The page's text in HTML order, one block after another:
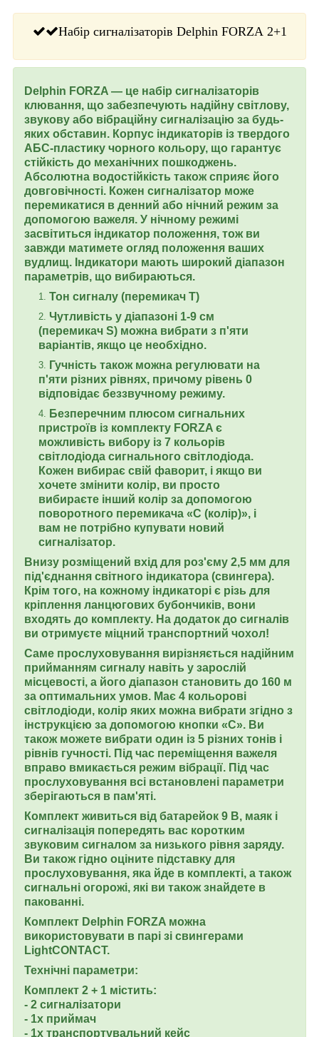
Набір сигналізаторів Delphin FORZA 2+1
Delphin FORZA — це набір сигналізаторів
клювання, що забезпечують надійну світлову,
звукову або вібраційну сигналізацію за будь-
яких обставин. Корпус індикаторів із твердого
АБС-пластику чорного кольору, що гарантує
стійкість до механічних пошкоджень.
Абсолютна водостійкість також сприяє його
довговічності. Кожен сигналізатор може
перемикатися в денний або нічний режим за
допомогою важеля. У нічному режимі
засвітиться індикатор положення, тож ви
завжди матимете огляд положення ваших
вудлищ. Індикатори мають широкий діапазон
параметрів, що вибираються.
Тон сигналу (перемикач T)
Чутливість у діапазоні 1-9 см
(перемикач S) можна вибрати з п'яти
варіантів, якщо це необхідно.
Гучність також можна регулювати на
п'яти різних рівнях, причому рівень 0
відповідає беззвучному режиму.
Безперечним плюсом сигнальних
пристроїв із комплекту FORZA є
можливість вибору із 7 кольорів
світлодіода сигнального світлодіода.
Кожен вибирає свій фаворит, і якщо ви
хочете змінити колір, ви просто
вибираєте інший колір за допомогою
поворотного перемикача «C (колір)», і
вам не потрібно купувати новий
сигналізатор.
Внизу розміщений вхід для роз'єму 2,5 мм для
під'єднання світного індикатора (свингера).
Крім того, на кожному індикаторі є різь для
кріплення ланцюгових бубончиків, вони
входять до комплекту. На додаток до сигналів
ви отримуєте міцний транспортний чохол!
Саме прослуховування вирізняється надійним
прийманням сигналу навіть у зарослій
місцевості, а його діапазон становить до 160 м
за оптимальних умов. Має 4 кольорові
світлодіоди, колір яких можна вибрати згідно з
інструкцією за допомогою кнопки «C». Ви
також можете вибрати один із 5 різних тонів і
рівнів гучності. Під час переміщення важеля
вправо вмикається режим вібрації. Під час
прослуховування всі встановлені параметри
зберігаються в пам'яті.
Комплект живиться від батарейок 9 В, маяк і
сигналізація попередять вас коротким
звуковим сигналом за низького рівня заряду.
Ви також гідно оціните підставку для
прослуховування, яка йде в комплекті, а також
сигнальні огорожі, які ви також знайдете в
пакованні.
Комплект Delphin FORZA можна
використовувати в парі зі свингерами
LightCONTACT.
Технічні параметри:
Комплект 2 + 1 містить:
- 2 сигналізатори
- 1x приймач
- 1x транспортувальний кейс